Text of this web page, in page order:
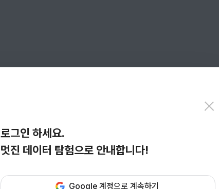
로그인 하세요.
멋진 데이터 탐험으로 안내합니다!
Google 계정으로 계속하기